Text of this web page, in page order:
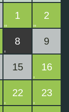
1 2
8 9
15 16
22 23